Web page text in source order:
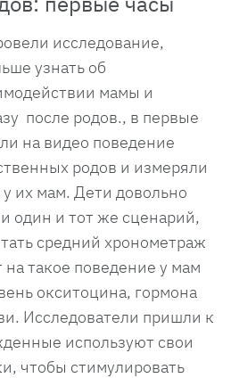
исследование,
узнать об
мамы и
после родов., в первые
на видео поведение
родов и измеряли
их мам. Дети довольно
один и тот же сценарий,
средний хронометраж
на такое поведение у мам
окситоцина, гормона
Исследователи пришли к
используют свои
чтобы стимулировать